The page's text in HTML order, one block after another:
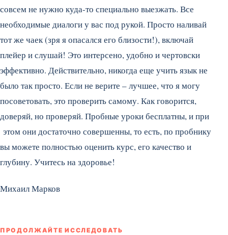
совсем не нужно куда-то специально выезжать. Все
необходимые диалоги у вас под рукой. Просто наливай
тот же чаек (зря я опасался его близости!), включай
плейер и слушай! Это интерсено, удобно и чертовски
эффективно. Действительно, никогда еще учить язык не
было так просто. Если не верите – лучшее, что я могу
посоветовать, это проверить самому. Как говорится,
доверяй, но проверяй. Пробные уроки бесплатны, и при
этом они достаточно совершенны, то есть, по пробнику
вы можете полностью оценить курс, его качество и
глубину. Учитесь на здоровье!
Михаил Марков
ПРОДОЛЖАЙТЕ ИССЛЕДОВАТЬ